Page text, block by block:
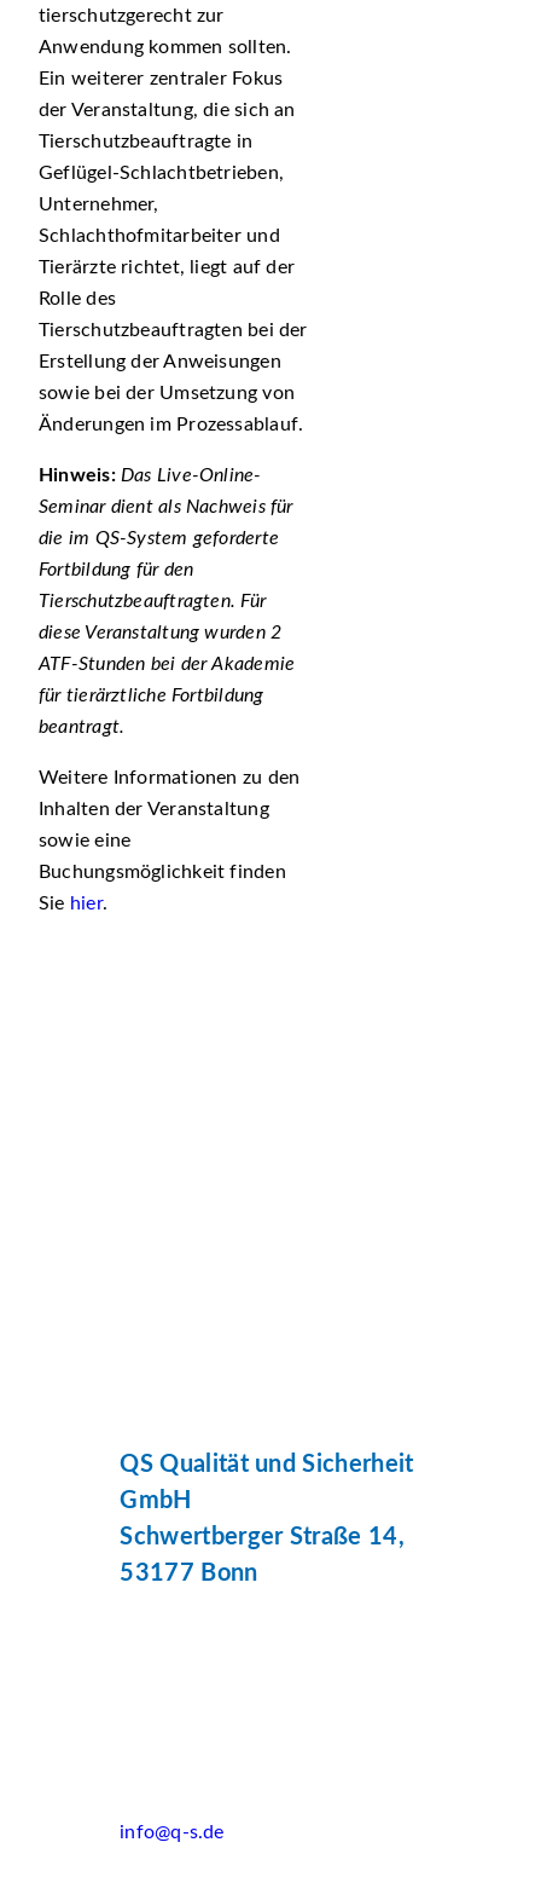
tierschutzgerecht zur
Anwendung kommen sollten.
Ein weiterer zentraler Fokus
der Veranstaltung, die sich an
Tierschutzbeauftragte in
Geflügel-Schlachtbetrieben,
Unternehmer,
Schlachthofmitarbeiter und
Tierärzte richtet, liegt auf der
Rolle des
Tierschutzbeauftragten bei der
Erstellung der Anweisungen
sowie bei der Umsetzung von
Änderungen im Prozessablauf.
Hinweis: Das Live-Online-
Seminar dient als Nachweis für
die im QS-System geforderte
Fortbildung für den
Tierschutzbeauftragten. Für
diese Veranstaltung wurden 2
ATF-Stunden bei der Akademie
für tierärztliche Fortbildung
beantragt.
Weitere Informationen zu den
Inhalten der Veranstaltung
sowie eine
Buchungsmöglichkeit finden
Sie hier.
QS Qualität und Sicherheit
GmbH
Schwertberger Straße 14,
53177 Bonn
info@q-s.de